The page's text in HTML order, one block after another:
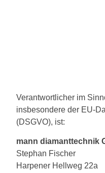
Verantwortlicher im
insbesondere der EU-
(DSGVO), ist:
mann diamanttechnik
Stephan Fischer
Harpener Hellweg 22a